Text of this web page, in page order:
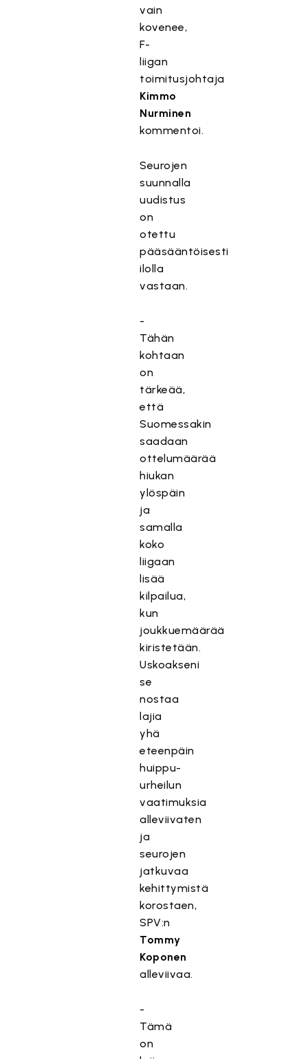
vain
kovenee,
F-
liigan
toimitusjohtaja
Kimmo
Nurminen
kommentoi.
Seurojen
suunnalla
uudistus
on
otettu
pääsääntöisesti
ilolla
vastaan.
-
Tähän
kohtaan
on
tärkeää,
että
Suomessakin
saadaan
ottelumäärää
hiukan
ylöspäin
ja
samalla
koko
liigaan
lisää
kilpailua,
kun
joukkuemäärää
kiristetään.
Uskoakseni
se
nostaa
lajia
yhä
eteenpäin
huippu-
urheilun
vaatimuksia
alleviivaten
ja
seurojen
jatkuvaa
kehittymistä
korostaen,
SPV:n
Tommy
Koponen
alleviivaa.
-
Tämä
on